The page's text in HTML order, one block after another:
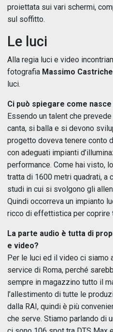
proiettata sui vari schermi,
sul soffitto.
Le luci
Alla regia luci e video
fotografia Massimo
luci.
Ci può spiegare come
Essendo un talent che
canta, si balla e si devono
progetto doveva tenere conto
con adeguati impianti
performance. Come hai visto,
tratta di 1600 metri quadrati, a
studi in cui si svolgono gli
Quindi occorreva un impianto
ricco di effettistica per coprire
La parte audio è tutta di
e video?
Per le luci ed il video ci siamo
service di Roma, perché
sempre in magazzino tutto il
l’allestimento di tutte le
dalla RAI, quindi è più
che serve. Stiamo parlando di